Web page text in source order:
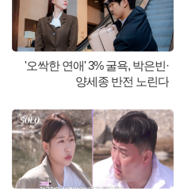
'오싹한 연애' 3% 굴욕, 박은빈·
양세종 반전 노린다